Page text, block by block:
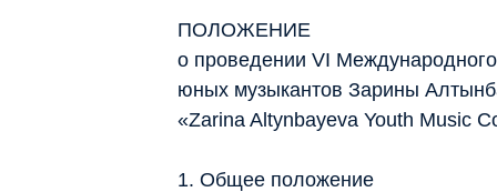
ПОЛОЖЕНИЕ
о проведении VI Международного
юных музыкантов Зарины
«Zarina Altynbayeva Youth Music
1. Общее положение